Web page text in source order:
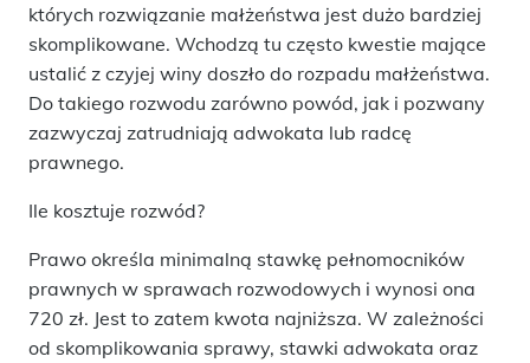
których rozwiązanie małżeństwa jest dużo bardziej
skomplikowane. Wchodzą tu często kwestie mające
ustalić z czyjej winy doszło do rozpadu małżeństwa.
Do takiego rozwodu zarówno powód, jak i pozwany
zazwyczaj zatrudniają adwokata lub radcę
prawnego.
Ile kosztuje rozwód?
Prawo określa minimalną stawkę pełnomocników
prawnych w sprawach rozwodowych i wynosi ona
720 zł. Jest to zatem kwota najniższa. W zależności
od skomplikowania sprawy, stawki adwokata oraz